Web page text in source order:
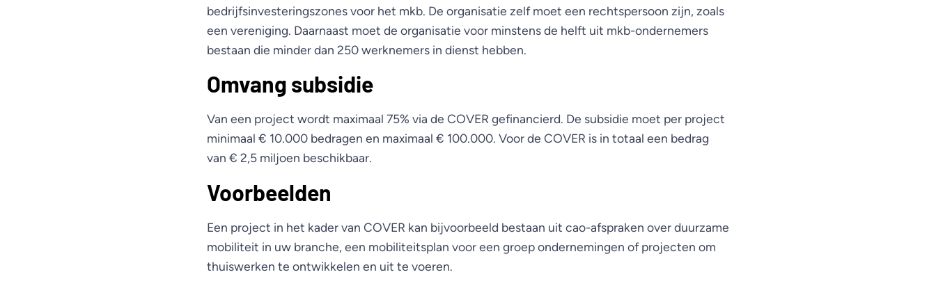
bedrijfsinvesteringszones voor het mkb. De organisatie zelf moet een rechtspersoon zijn, zoals
een vereniging. Daarnaast moet de organisatie voor minstens de helft uit mkb-ondernemers
bestaan die minder dan 250 werknemers in dienst hebben.
Omvang subsidie
Van een project wordt maximaal 75% via de COVER gefinancierd. De subsidie moet per project
minimaal € 10.000 bedragen en maximaal € 100.000. Voor de COVER is in totaal een bedrag
van € 2,5 miljoen beschikbaar.
Voorbeelden
Een project in het kader van COVER kan bijvoorbeeld bestaan uit cao-afspraken over duurzame
mobiliteit in uw branche, een mobiliteitsplan voor een groep ondernemingen of projecten om
thuiswerken te ontwikkelen en uit te voeren.